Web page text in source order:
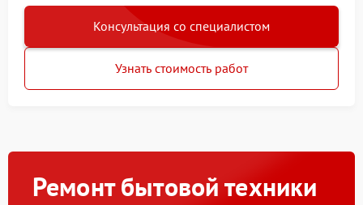
Консультация со специалистом
Узнать стоимость работ
Ремонт бытовой техники